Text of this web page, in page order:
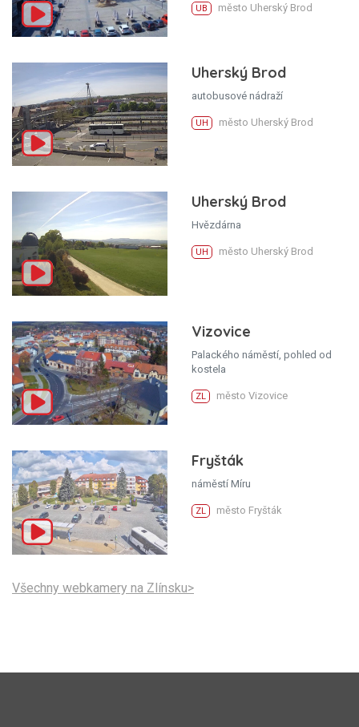
UB město Uherský Brod
Uherský Brod
autobusové nádraží
UH město Uherský Brod
Uherský Brod
Hvězdárna
UH město Uherský Brod
Vizovice
Palackého náměstí, pohled od
kostela
ZL město Vizovice
Fryšták
náměstí Míru
ZL město Fryšták
Všechny webkamery na Zlínsku>